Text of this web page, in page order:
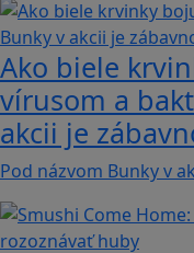
Ako biele
vírusom a
akcii je
Pod názvom Bunky v